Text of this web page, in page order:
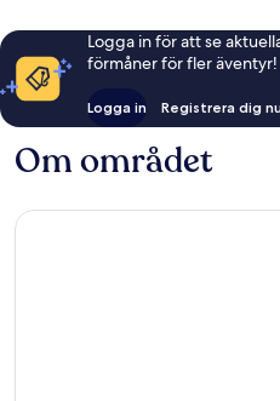
Logga in för att se
förmåner för fler äventyr!
Logga in Registrera dig
Om området